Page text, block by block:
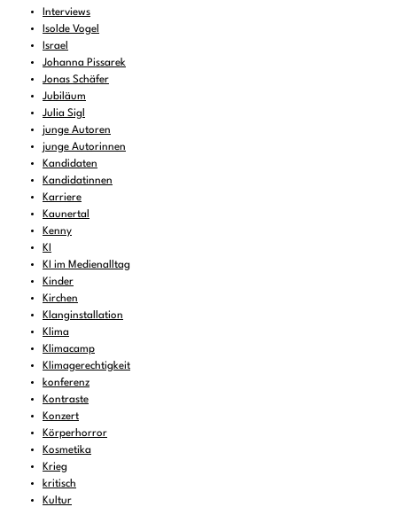
Interviews
Isolde Vogel
Israel
Johanna Pissarek
Jonas Schäfer
Jubiläum
Julia Sigl
junge Autoren
junge Autorinnen
Kandidaten
Kandidatinnen
Karriere
Kaunertal
Kenny
KI
KI im Medienalltag
Kinder
Kirchen
Klanginstallation
Klima
Klimacamp
Klimagerechtigkeit
konferenz
Kontraste
Konzert
Körperhorror
Kosmetika
Krieg
kritisch
Kultur